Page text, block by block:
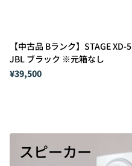
【中古品 Bランク】STAGE XD-5
JBL ブラック ※元箱なし
¥39,500
スピーカー